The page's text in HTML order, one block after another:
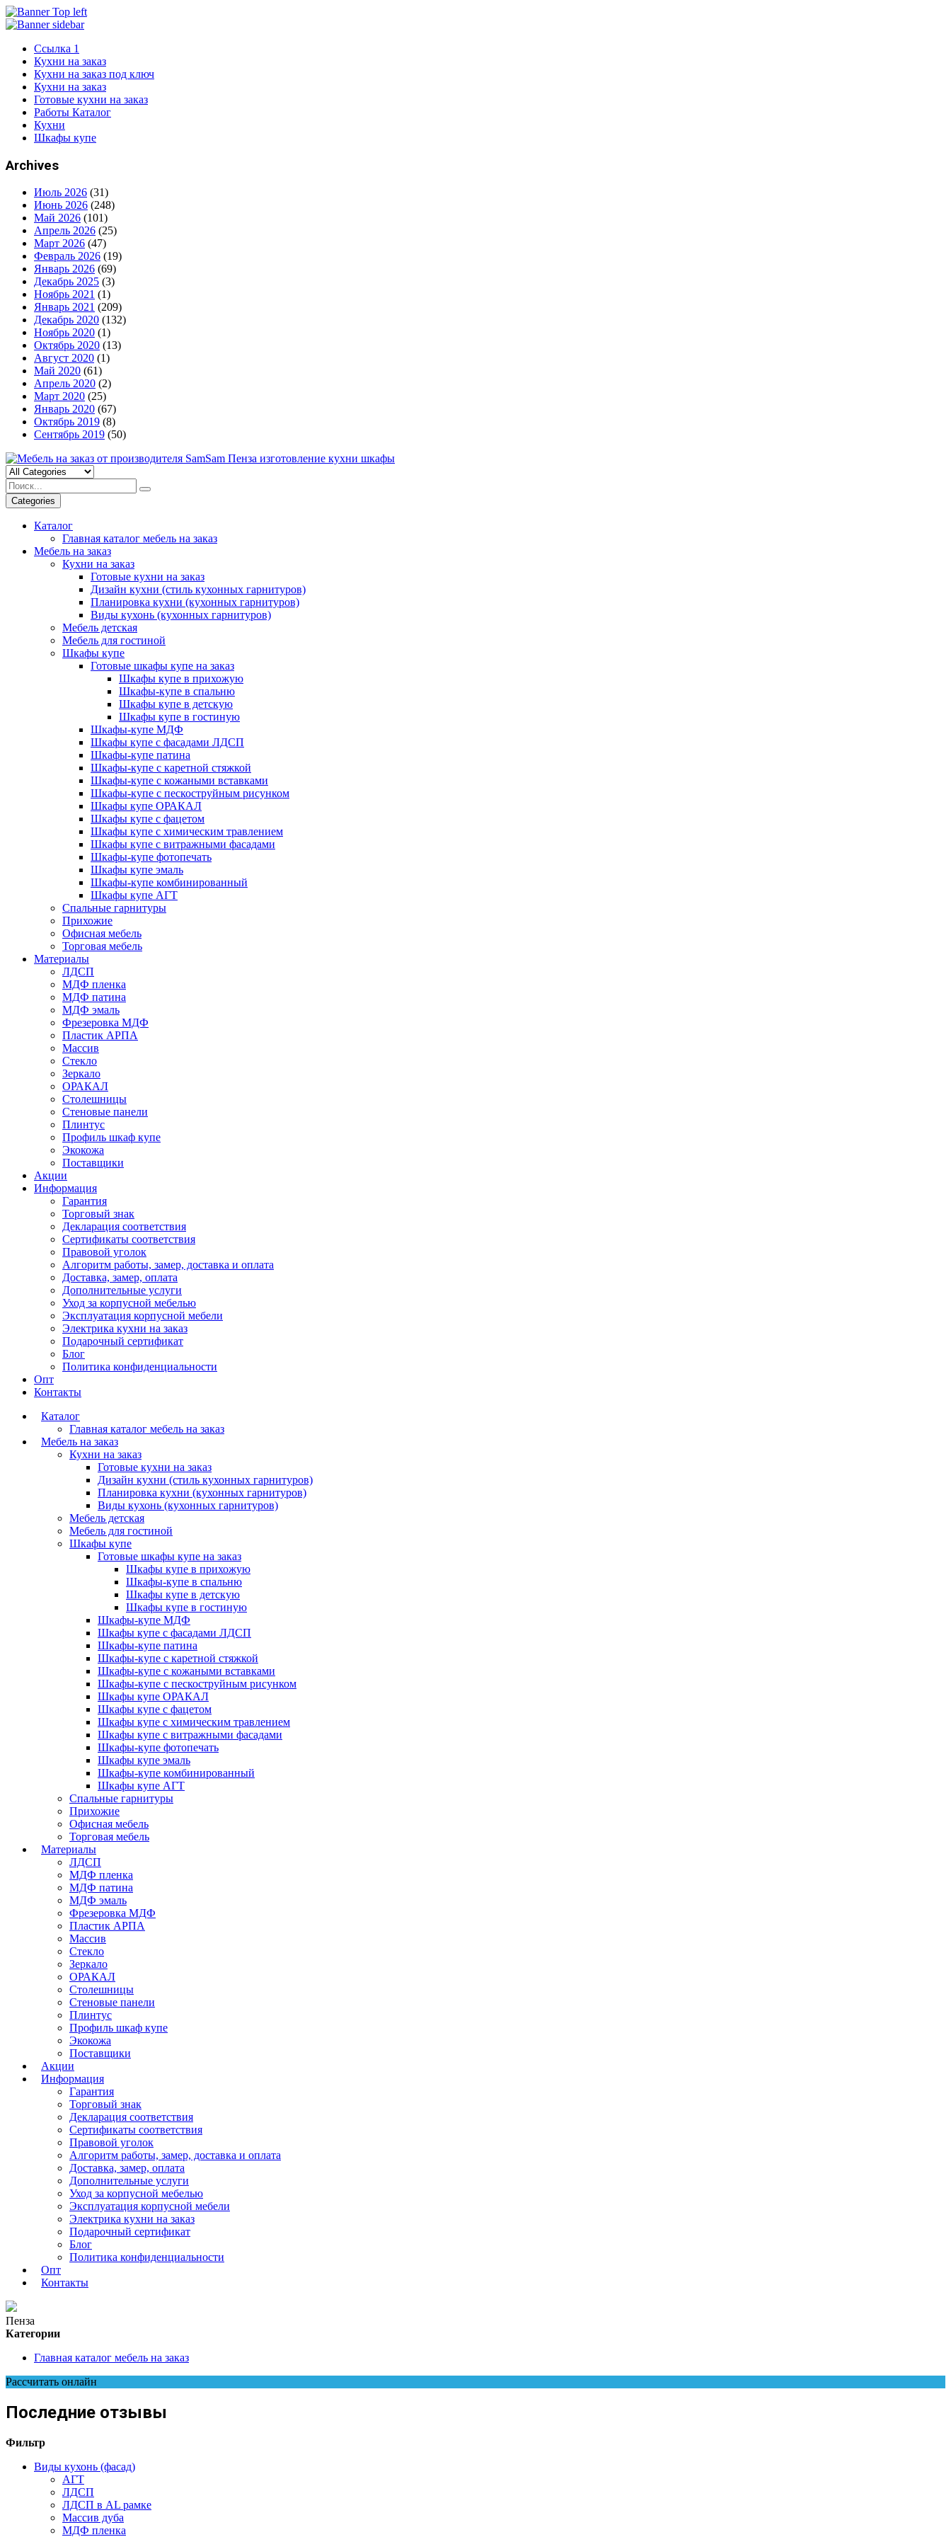
Ссылка 1
Кухни на заказ
Кухни на заказ под ключ
Кухни на заказ
Готовые кухни на заказ
Работы Каталог
Кухни
Шкафы купе
Archives
Июль 2026 (31)
Июнь 2026 (248)
Май 2026 (101)
Апрель 2026 (25)
Март 2026 (47)
Февраль 2026 (19)
Январь 2026 (69)
Декабрь 2025 (3)
Ноябрь 2021 (1)
Январь 2021 (209)
Декабрь 2020 (132)
Ноябрь 2020 (1)
Октябрь 2020 (13)
Август 2020 (1)
Май 2020 (61)
Апрель 2020 (2)
Март 2020 (25)
Январь 2020 (67)
Октябрь 2019 (8)
Сентябрь 2019 (50)
Categories
Каталог
Главная каталог мебель на заказ
Мебель на заказ
Кухни на заказ
Готовые кухни на заказ
Дизайн кухни (стиль кухонных гарнитуров)
Планировка кухни (кухонных гарнитуров)
Виды кухонь (кухонных гарнитуров)
Мебель детская
Мебель для гостиной
Шкафы купе
Готовые шкафы купе на заказ
Шкафы купе в прихожую
Шкафы-купе в спальню
Шкафы купе в детскую
Шкафы купе в гостиную
Шкафы-купе МДФ
Шкафы купе с фасадами ЛДСП
Шкафы-купе патина
Шкафы-купе с каретной стяжкой
Шкафы-купе с кожаными вставками
Шкафы-купе с пескоструйным рисунком
Шкафы купе ОРАКАЛ
Шкафы купе с фацетом
Шкафы купе с химическим травлением
Шкафы купе с витражными фасадами
Шкафы-купе фотопечать
Шкафы купе эмаль
Шкафы-купе комбинированный
Шкафы купе АГТ
Спальные гарнитуры
Прихожие
Офисная мебель
Торговая мебель
Материалы
ЛДСП
МДФ пленка
МДФ патина
МДФ эмаль
Фрезеровка МДФ
Пластик АРПА
Массив
Стекло
Зеркало
ОРАКАЛ
Столешницы
Стеновые панели
Плинтус
Профиль шкаф купе
Экокожа
Поставщики
Акции
Информация
Гарантия
Торговый знак
Декларация соответствия
Сертификаты соответствия
Правовой уголок
Алгоритм работы, замер, доставка и оплата
Доставка, замер, оплата
Дополнительные услуги
Уход за корпусной мебелью
Эксплуатация корпусной мебели
Электрика кухни на заказ
Подарочный сертификат
Блог
Политика конфиденциальности
Опт
Контакты
Каталог
Главная каталог мебель на заказ
Мебель на заказ
Кухни на заказ
Готовые кухни на заказ
Дизайн кухни (стиль кухонных гарнитуров)
Планировка кухни (кухонных гарнитуров)
Виды кухонь (кухонных гарнитуров)
Мебель детская
Мебель для гостиной
Шкафы купе
Готовые шкафы купе на заказ
Шкафы купе в прихожую
Шкафы-купе в спальню
Шкафы купе в детскую
Шкафы купе в гостиную
Шкафы-купе МДФ
Шкафы купе с фасадами ЛДСП
Шкафы-купе патина
Шкафы-купе с каретной стяжкой
Шкафы-купе с кожаными вставками
Шкафы-купе с пескоструйным рисунком
Шкафы купе ОРАКАЛ
Шкафы купе с фацетом
Шкафы купе с химическим травлением
Шкафы купе с витражными фасадами
Шкафы-купе фотопечать
Шкафы купе эмаль
Шкафы-купе комбинированный
Шкафы купе АГТ
Спальные гарнитуры
Прихожие
Офисная мебель
Торговая мебель
Материалы
ЛДСП
МДФ пленка
МДФ патина
МДФ эмаль
Фрезеровка МДФ
Пластик АРПА
Массив
Стекло
Зеркало
ОРАКАЛ
Столешницы
Стеновые панели
Плинтус
Профиль шкаф купе
Экокожа
Поставщики
Акции
Информация
Гарантия
Торговый знак
Декларация соответствия
Сертификаты соответствия
Правовой уголок
Алгоритм работы, замер, доставка и оплата
Доставка, замер, оплата
Дополнительные услуги
Уход за корпусной мебелью
Эксплуатация корпусной мебели
Электрика кухни на заказ
Подарочный сертификат
Блог
Политика конфиденциальности
Опт
Контакты
Пенза
Категории
Главная каталог мебель на заказ
Рассчитать онлайн
Последние отзывы
Фильтр
Виды кухонь (фасад)
АГТ
ЛДСП
ЛДСП в AL рамке
Массив дуба
МДФ пленка